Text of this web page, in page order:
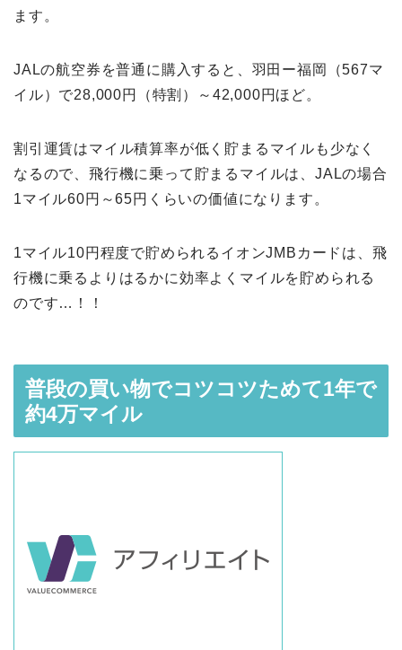
ます。
JALの航空券を普通に購入すると、羽田ー福岡（567マ
イル）で28,000円（特割）～42,000円ほど。
割引運賃はマイル積算率が低く貯まるマイルも少なく
なるので、飛行機に乗って貯まるマイルは、JALの場合
1マイル60円～65円くらいの価値になります。
1マイル10円程度で貯められるイオンJMBカードは、飛
行機に乗るよりはるかに効率よくマイルを貯められる
のです…！！
普段の買い物でコツコツためて1年で
約4万マイル